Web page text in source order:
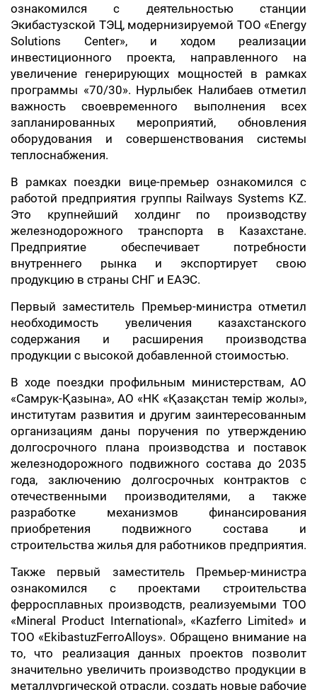
ознакомился с деятельностью станции
Экибастузской ТЭЦ, модернизируемой ТОО «Energy
Solutions Center», и ходом реализации
инвестиционного проекта, направленного на
увеличение генерирующих мощностей в рамках
программы «70/30». Нурлыбек Налибаев отметил
важность своевременного выполнения всех
запланированных мероприятий, обновления
оборудования и совершенствования системы
теплоснабжения.
В рамках поездки вице-премьер ознакомился с
работой предприятия группы Railways Systems KZ.
Это крупнейший холдинг по производству
железнодорожного транспорта в Казахстане.
Предприятие обеспечивает потребности
внутреннего рынка и экспортирует свою
продукцию в страны СНГ и ЕАЭС.
Первый заместитель Премьер-министра отметил
необходимость увеличения казахстанского
содержания и расширения производства
продукции с высокой добавленной стоимостью.
В ходе поездки профильным министерствам, АО
«Самрук-Қазына», АО «НК «Қазақстан темір жолы»,
институтам развития и другим заинтересованным
организациям даны поручения по утверждению
долгосрочного плана производства и поставок
железнодорожного подвижного состава до 2035
года, заключению долгосрочных контрактов с
отечественными производителями, а также
разработке механизмов финансирования
приобретения подвижного состава и
строительства жилья для работников предприятия.
Также первый заместитель Премьер-министра
ознакомился с проектами строительства
ферросплавных производств, реализуемыми ТОО
«Mineral Product International», «Kazferro Limited» и
ТОО «EkibastuzFerroAlloys». Обращено внимание на
то, что реализация данных проектов позволит
значительно увеличить производство продукции в
металлургической отрасли, создать новые рабочие